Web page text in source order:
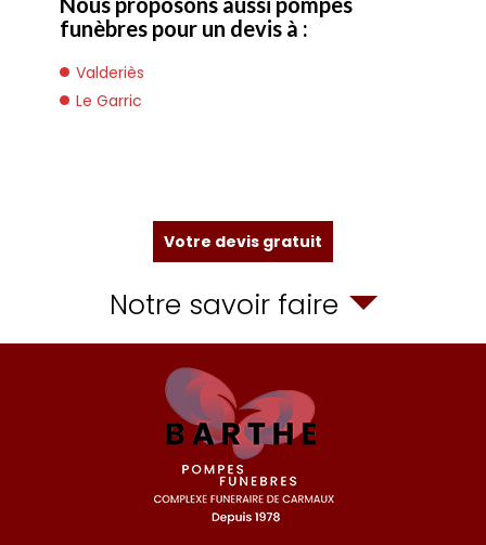
funèbres pour un devis à :
Valderiès
Le Garric
Votre devis gratuit
Notre savoir faire